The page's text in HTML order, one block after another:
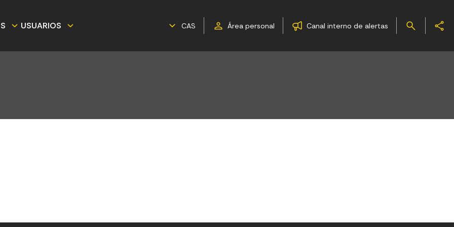
USUARIOS CAS Área personal Canal interno de alertas